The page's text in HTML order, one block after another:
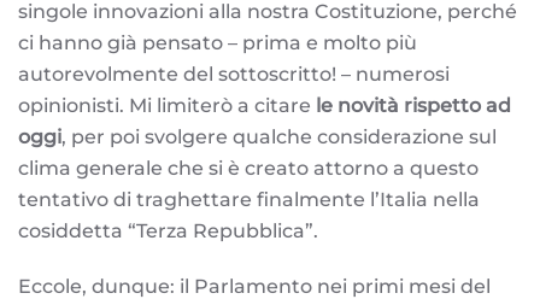
singole innovazioni alla nostra Costituzione, perché
ci hanno già pensato – prima e molto più
autorevolmente del sottoscritto! – numerosi
opinionisti. Mi limiterò a citare le novità rispetto ad
oggi, per poi svolgere qualche considerazione sul
clima generale che si è creato attorno a questo
tentativo di traghettare finalmente l’Italia nella
cosiddetta “Terza Repubblica”.
Eccole, dunque: il Parlamento nei primi mesi del